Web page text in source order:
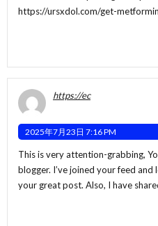
https://ursxdol.com/get-
https://ec
2025年7月23日 7:16 PM
This is very attention-grabbing,
blogger. I’ve joined your feed
your great post. Also, I have